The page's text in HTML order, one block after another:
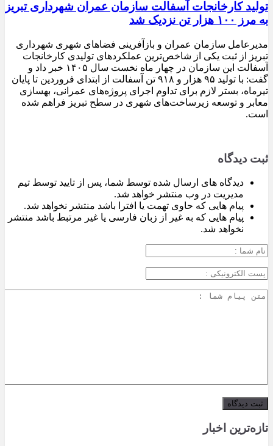
تولید کارخانجات آسفالت سازمان عمران شهرداری تبریز
به مرز ۱۰۰ هزار تن نزدیک شد
مدیرعامل سازمان عمران و بازآفرینی فضاهای شهری شهرداری
تبریز از ثبت یکی از شاخص‌ترین عملکردهای تولیدی کارخانجات
آسفالت این سازمان در چهار ماه نخست سال ۱۴۰۵ خبر داد و
گفت: با تولید ۹۵ هزار و ۹۱۸ تن آسفالت از ابتدای فروردین تا پایان
تیرماه، بستر لازم برای تداوم اجرای پروژه‌های عمرانی، بهسازی
معابر و توسعه زیرساخت‌های شهری در سطح تبریز فراهم شده
است.
ثبت دیدگاه
دیدگاه های ارسال شده توسط شما، پس از تایید توسط تیم
مدیریت در وب منتشر خواهد شد.
پیام هایی که حاوی تهمت یا افترا باشد منتشر نخواهد شد.
پیام هایی که به غیر از زبان فارسی یا غیر مرتبط باشد منتشر
نخواهد شد.
تازه‌ترین اخبار